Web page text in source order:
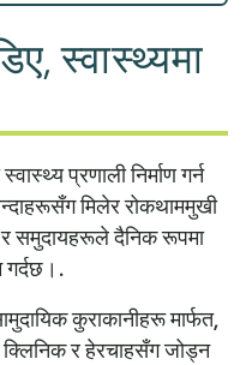
स्वास्थ्यमा
प्रणाली निर्माण गर्न
मिलेर रोकथाममुखी
र समुदायहरूले दैनिक रूपमा
गर्दछ।.
कुराकानीहरू मार्फत,
र हेरचाहसँग जोड्न